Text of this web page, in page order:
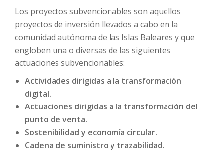
Los proyectos subvencionables son aquellos
proyectos de inversión llevados a cabo en la
comunidad autónoma de las Islas Baleares y que
engloben una o diversas de las siguientes
actuaciones subvencionables:
Actividades dirigidas a la transformación
digital.
Actuaciones dirigidas a la transformación del
punto de venta.
Sostenibilidad y economía circular.
Cadena de suministro y trazabilidad.